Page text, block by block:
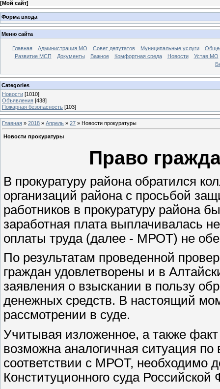
[Мой сайт]
Форма входа
Меню сайта
Главная Администрация МО Совет депутатов Муниципальные услуги
Развитие МСП
Документы Важное Комфортная среда Новости
Устав МО
Categories
Новости [1010]
Объявления [438]
Пожарная безопасность [103]
Главная » 2018 » Апрель » 27 » Новости прокуратуры
Новости прокуратуры
Право
В прокуратуру района обратился
организаций района с просьбой
работников в прокуратуру района
заработная плата выплачивалась
оплаты труда (далее - МРОТ) не
По результатам проведенной
граждан удовлетворены и в
заявления о взыскании в пользу
денежных средств. В настоящий
рассмотрении в суде.
Учитывая изложенное, а также
возможна аналогичная ситуация
соответствии с МРОТ, необходимо
Конституционного суда